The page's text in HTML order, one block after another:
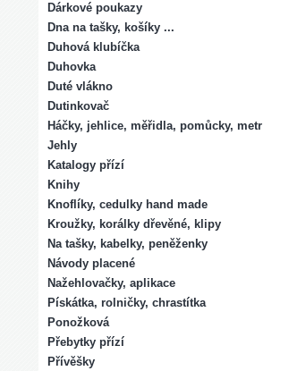
Dárkové poukazy
Dna na tašky, košíky ...
Duhová klubíčka
Duhovka
Duté vlákno
Dutinkovač
Háčky, jehlice, měřidla, pomůcky, metr
Jehly
Katalogy přízí
Knihy
Knoflíky, cedulky hand made
Kroužky, korálky dřevěné, klipy
Na tašky, kabelky, peněženky
Návody placené
Nažehlovačky, aplikace
Pískátka, rolničky, chrastítka
Ponožková
Přebytky přízí
Přívěšky